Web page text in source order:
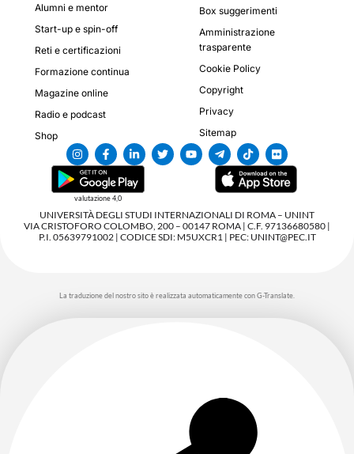
Alumni e mentor
Start-up e spin-off
Reti e certificazioni
Formazione continua
Magazine online
Radio e podcast
Shop
Box suggerimenti
Amministrazione
trasparente
Cookie Policy
Copyright
Privacy
Sitemap
valutazione 4,0
UNIVERSITÀ DEGLI STUDI INTERNAZIONALI DI ROMA – UNINT
VIA CRISTOFORO COLOMBO, 200 – 00147 ROMA | C.F. 97136680580 |
P.I. 05639791002 | CODICE SDI: M5UXCR1 | PEC: UNINT@PEC.IT
La traduzione del nostro sito è realizzata automaticamente con G-Translate.